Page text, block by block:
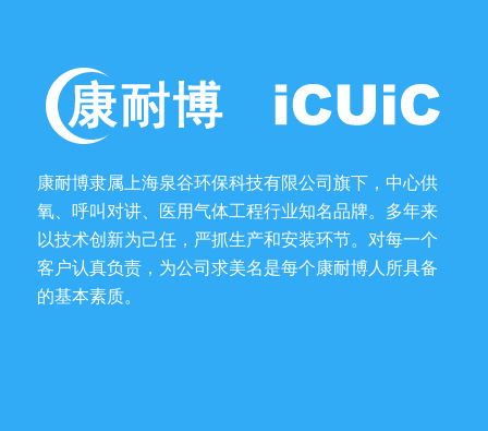
康耐博隶属上海泉谷环保科技有限公司旗下，中心供
氧、呼叫对讲、医用气体工程行业知名品牌。多年来
以技术创新为己任，严抓生产和安装环节。对每一个
客户认真负责，为公司求美名是每个康耐博人所具备
的基本素质。